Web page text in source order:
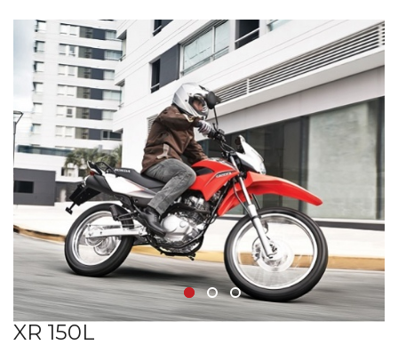
•••
XR 150L